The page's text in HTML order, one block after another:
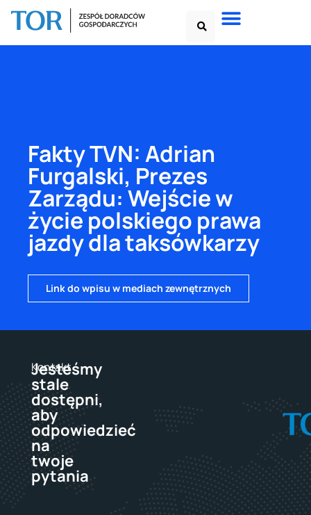
Fakty TVN: Adrian
Furgalski, Prezes
Zarządu: Wejście w
życie polskiego prawa
jazdy dla taksówkarzy
Link do wpisu w mediach zewnętrznych
Kontakt
Jesteśmy
stale
dostępni,
aby
odpowiedzieć
na
twoje
pytania